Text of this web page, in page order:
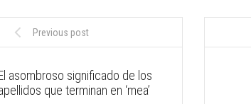
Previous post
asombroso significado de los
que terminan en ‘mea’